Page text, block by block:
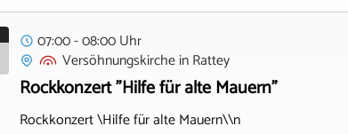
07:00 - 08:00 Uhr
VersöhnungskircheinRattey
Rockkonzert "Hilfe für alte Mauern"
Rockkonzert \Hilfe für alte Mauern\\n